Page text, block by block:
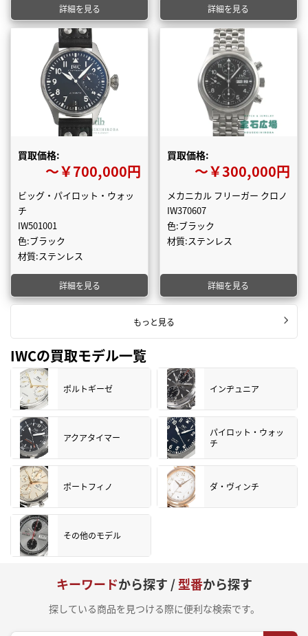
詳細を見る 詳細を見る
買取価格:
〜￥700,000円
ビッグ・パイロット・ウォッ
チ
IW501001
色:ブラック
材質:ステンレス
詳細を見る
買取価格:
〜￥300,000円
メカニカル フリーガー クロノ
IW370607
色:ブラック
材質:ステンレス
詳細を見る
もっと見る
IWCの買取モデル一覧
ポルトギーゼ インヂュニア
アクアタイマー
パイロット・ウォッ
チ
ポートフィノ ダ・ヴィンチ
その他のモデル
キーワードから探す /型番から探す
探している商品を見つける際に便利な検索です。